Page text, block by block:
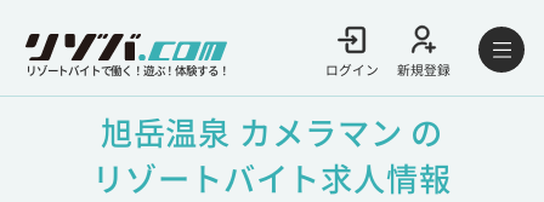
リゾートバイトで働く！遊ぶ！体験する！ ログイン 新規登録
旭岳温泉 カメラマン の
リゾートバイト求人情報